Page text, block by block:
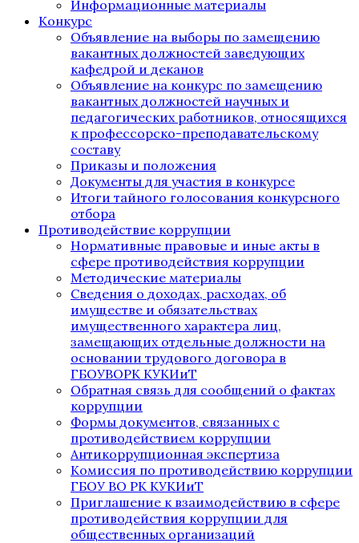
Информационные материалы
Конкурс
Объявление на выборы по замещению
вакантных должностей заведующих
кафедрой и деканов
Объявление на конкурс по замещению
вакантных должностей научных и
педагогических работников, относящихся
к профессорско-преподавательскому
составу
Приказы и положения
Документы для участия в конкурсе
Итоги тайного голосования конкурсного
отбора
Противодействие коррупции
Нормативные правовые и иные акты в
сфере противодействия коррупции
Методические материалы
Сведения о доходах, расходах, об
имуществе и обязательствах
имущественного характера лиц,
замещающих отдельные должности на
основании трудового договора в
ГБОУВОРК КУКИиТ
Обратная связь для сообщений о фактах
коррупции
Формы документов, связанных с
противодействием коррупции
Антикоррупционная экспертиза
Комиссия по противодействию коррупции
ГБОУ ВО РК КУКИиТ
Приглашение к взаимодействию в сфере
противодействия коррупции для
общественных организаций